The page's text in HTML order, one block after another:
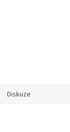
Diskuze